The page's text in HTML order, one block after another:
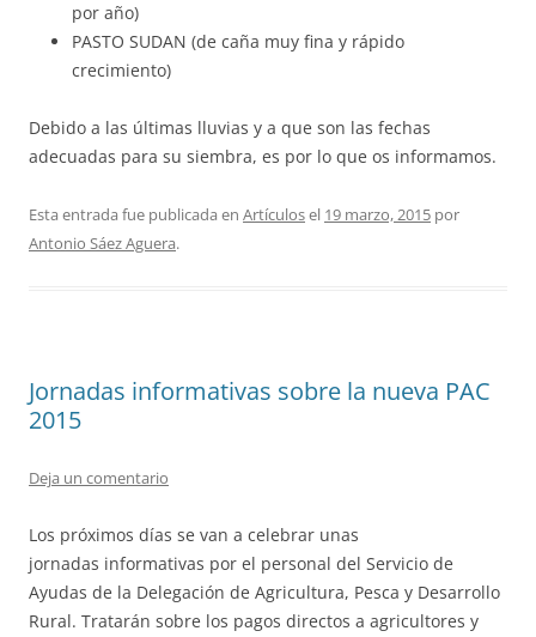
por año)
PASTO SUDAN (de caña muy fina y rápido
crecimiento)
Debido a las últimas lluvias y a que son las fechas
adecuadas para su siembra, es por lo que os informamos.
Esta entrada fue publicada en Artículosel 19 marzo, 2015 por
Antonio Sáez Aguera.
Jornadas informativas sobre la nueva PAC
2015
Deja un comentario
Los próximos días se van a celebrar unas
jornadas informativas por el personal del Servicio de
Ayudas de la Delegación de Agricultura, Pesca y Desarrollo
Rural. Tratarán sobre los pagos directos a agricultores y